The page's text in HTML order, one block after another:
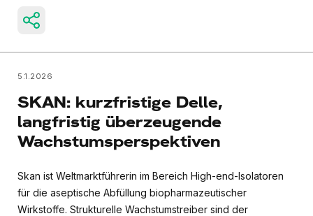
5.1.2026
SKAN: kurzfristige Delle,
langfristig überzeugende
Wachstumsperspektiven
Skan ist Weltmarktführerin im Bereich High-end-Isolatoren
für die aseptische Abfüllung biopharmazeutischer
Wirkstoffe. Strukturelle Wachstumstreiber sind der